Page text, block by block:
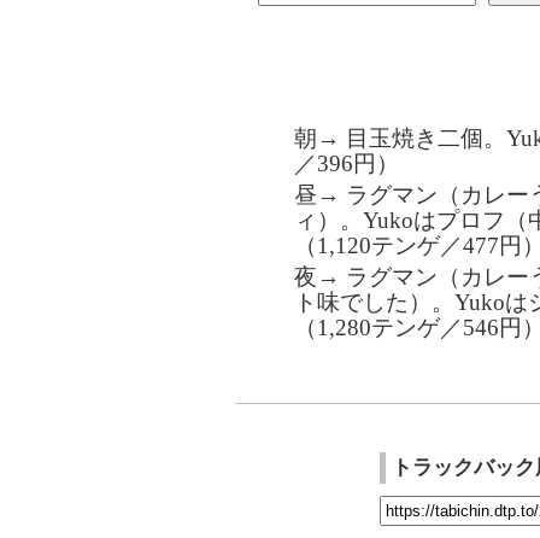
朝→ 目玉焼き二個。
／396円）
昼→ ラグマン（カレー
ィ）。Yukoはプロフ
（1,120テンゲ／477円
夜→ ラグマン（カレー
ト味でした）。Yuko
（1,280テンゲ／546円
トラックバッ